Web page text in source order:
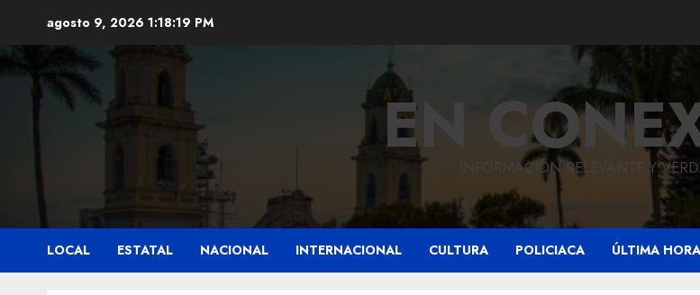
contenido
agosto 9, 2026 1:18:20 PM
ENINFORMACIÓN RELEVANTE Y
LOCAL ESTATAL NACIONAL INTERNACIONAL CULTURA POLICIACA ÚLTIMA HORA